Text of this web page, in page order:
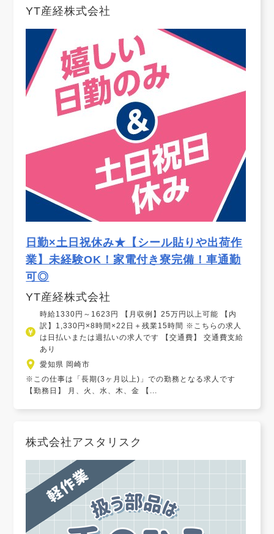
YT産経株式会社
日勤×土日祝休み★【シール貼りや出荷作
業】未経験OK！家電付き寮完備！車通勤
可◎
YT産経株式会社
時給1330円～1623円 【月収例】25万円以上可能 【内
訳】1,330円×8時間×22日＋残業15時間 ※こちらの求人
は日払いまたは週払いの求人です 【交通費】 交通費支給
あり
愛知県 岡崎市
※この仕事は「長期(3ヶ月以上)」での勤務となる求人です
【勤務日】 月、火、水、木、金 【...
株式会社アスタリスク